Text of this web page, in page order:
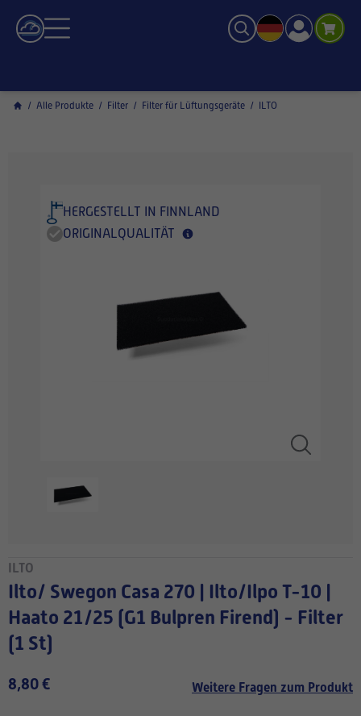
/ Alle Produkte / Filter / Filter für Lüftungsgeräte / ILTO
HERGESTELLT IN FINNLAND
ORIGINALQUALITÄT
ILTO
Ilto/ Swegon Casa 270 | Ilto/Ilpo T-10 |
Haato 21/25 (G1 Bulpren Firend) - Filter
(1 St)
8,80 € Weitere Fragen zum Produkt